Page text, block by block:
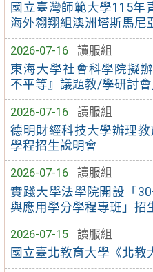
國立臺灣師範大學115年
海外翱翔組澳洲塔斯馬尼
2026-07-16
讀服組
東海大學社會科學院擬
不平等』議題教/學研討
2026-07-16
讀服組
德明財經科技大學辦理
學程招生說明會
2026-07-16
讀服組
實踐大學法學院開設「
與應用學分學程專班」招
2026-07-15
讀服組
國立臺北教育大學《北教